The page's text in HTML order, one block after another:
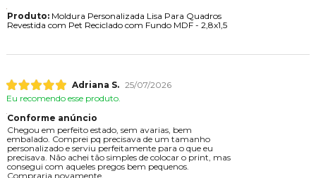
Produto:Moldura Personalizada Lisa Para Quadros
Revestida com Pet Reciclado com Fundo MDF - 2,8x1,5
Adriana S. 25/07/2026
Eu recomendo esse produto.
Conforme anúncio
Chegou em perfeito estado, sem avarias, bem
embalado. Comprei pq precisava de um tamanho
personalizado e serviu perfeitamente para o que eu
precisava. Não achei tão simples de colocar o print, mas
consegui com aqueles pregos bem pequenos.
Compraria novamente.